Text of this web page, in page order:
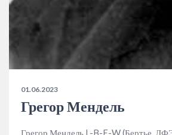
01.06.2023
Грегор Мендель